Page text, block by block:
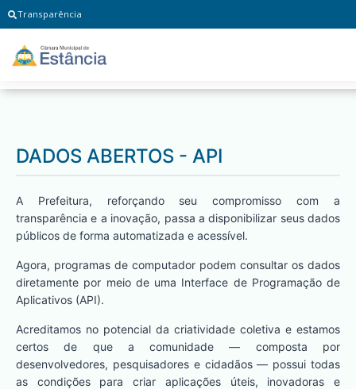
Transparência
DADOS ABERTOS - API
A Prefeitura, reforçando seu compromisso com a
transparência e a inovação, passa a disponibilizar seus dados
públicos de forma automatizada e acessível.
Agora, programas de computador podem consultar os dados
diretamente por meio de uma Interface de Programação de
Aplicativos (API).
Acreditamos no potencial da criatividade coletiva e estamos
certos de que a comunidade — composta por
desenvolvedores, pesquisadores e cidadãos — possui todas
as condições para criar aplicações úteis, inovadoras e